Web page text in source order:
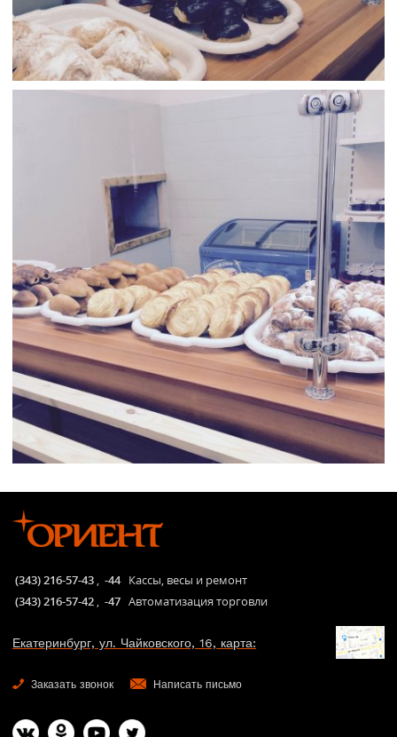
(343) 216-57-43 , -44 Кассы, весы и ремонт
(343) 216-57-42 , -47 Автоматизация торговли
Екатеринбург, ул. Чайковского, 16, карта:
Заказать звонок Написать письмо